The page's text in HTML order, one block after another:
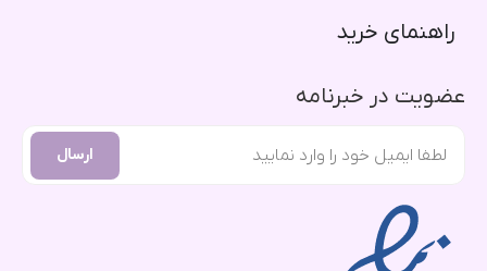
راهنمای خرید​
عضویت در خبرنامه
ارسال